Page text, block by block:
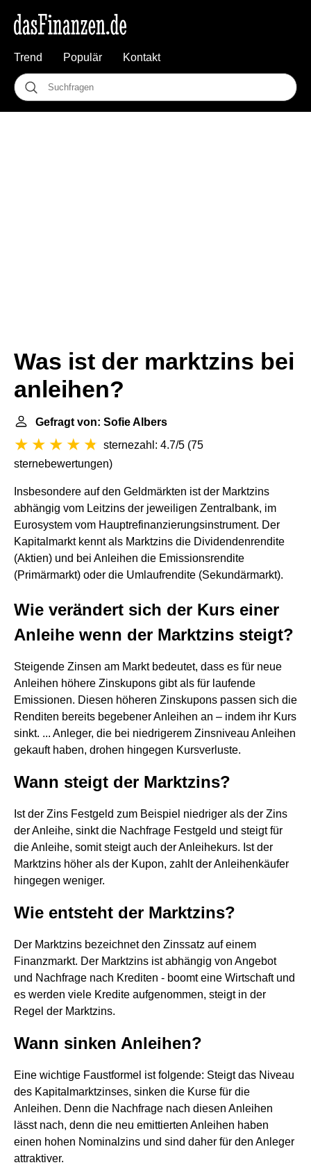
Trend Populär Kontakt
Was ist der marktzins bei
anleihen?
Gefragt von: Sofie Albers
sternezahl: 4.7/5 (75
sternebewertungen)
Insbesondere auf den Geldmärkten ist der Marktzins
abhängig vom Leitzins der jeweiligen Zentralbank, im
Eurosystem vom Hauptrefinanzierungsinstrument. Der
Kapitalmarkt kennt als Marktzins die Dividendenrendite
(Aktien) und bei Anleihen die Emissionsrendite
(Primärmarkt) oder die Umlaufrendite (Sekundärmarkt).
Wie verändert sich der Kurs einer
Anleihe wenn der Marktzins steigt?
Steigende Zinsen am Markt bedeutet, dass es für neue
Anleihen höhere Zinskupons gibt als für laufende
Emissionen. Diesen höheren Zinskupons passen sich die
Renditen bereits begebener Anleihen an – indem ihr Kurs
sinkt. ... Anleger, die bei niedrigerem Zinsniveau Anleihen
gekauft haben, drohen hingegen Kursverluste.
Wann steigt der Marktzins?
Ist der Zins Festgeld zum Beispiel niedriger als der Zins
der Anleihe, sinkt die Nachfrage Festgeld und steigt für
die Anleihe, somit steigt auch der Anleihekurs. Ist der
Marktzins höher als der Kupon, zahlt der Anleihenkäufer
hingegen weniger.
Wie entsteht der Marktzins?
Der Marktzins bezeichnet den Zinssatz auf einem
Finanzmarkt. Der Marktzins ist abhängig von Angebot
und Nachfrage nach Krediten - boomt eine Wirtschaft und
es werden viele Kredite aufgenommen, steigt in der
Regel der Marktzins.
Wann sinken Anleihen?
Eine wichtige Faustformel ist folgende: Steigt das Niveau
des Kapitalmarktzinses, sinken die Kurse für die
Anleihen. Denn die Nachfrage nach diesen Anleihen
lässt nach, denn die neu emittierten Anleihen haben
einen hohen Nominalzins und sind daher für den Anleger
attraktiver.